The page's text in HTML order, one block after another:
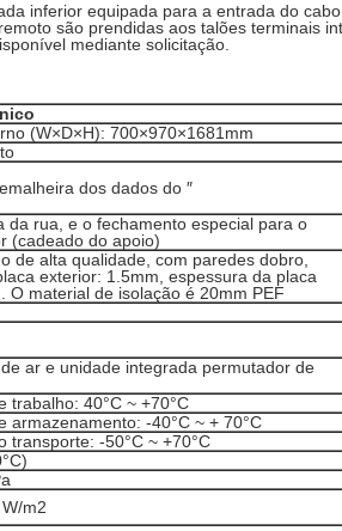
inferior equipada para a entrada do
são prendidas aos talões terminais
mediante solicitação.
(W×D×H): 700×970×1681mm
dos dados do ″
da rua, e o fechamento especial para o
(cadeado do apoio)
de alta qualidade, com paredes dobro,
exterior: 1.5mm, espessura da placa
O material de isolação é 20mm PEF
ar e unidade integrada permutador de
trabalho: 40°C ~ +70°C
armazenamento: -40°C ~ + 70°C
transporte: -50°C ~ +70°C
m2